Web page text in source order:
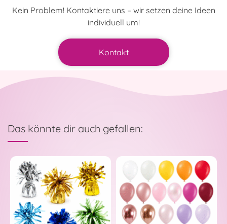
Kein Problem! Kontaktiere uns – wir setzen deine Ideen
individuell um!
Kontakt
Das könnte dir auch gefallen: